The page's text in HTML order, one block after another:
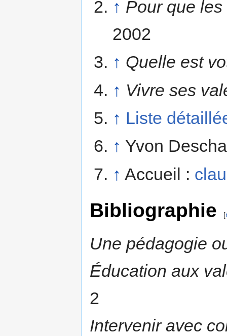
↑ Pour que
2002
↑ Quelle est
↑ Vivre ses
↑ Liste
↑ Yvon
↑ Accueil :
Bibliographie [
Une pédagogie
Éducation aux
2
Intervenir avec